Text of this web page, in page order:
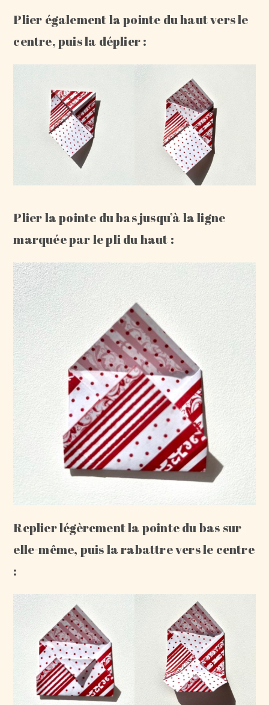
Plier également la pointe du haut vers le
centre, puis la déplier :
Plier la pointe du bas jusqu’à la ligne
marquée par le pli du haut :
Replier légèrement la pointe du bas sur
elle-même, puis la rabattre vers le centre
: